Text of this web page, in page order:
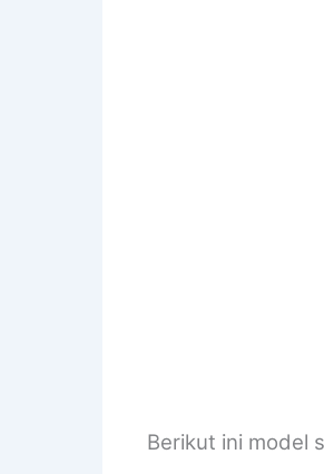
Berikut ini model